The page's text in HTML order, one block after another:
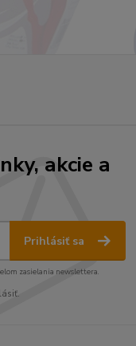
akcie a
Prihlásiť sa
zasielania newslettera.